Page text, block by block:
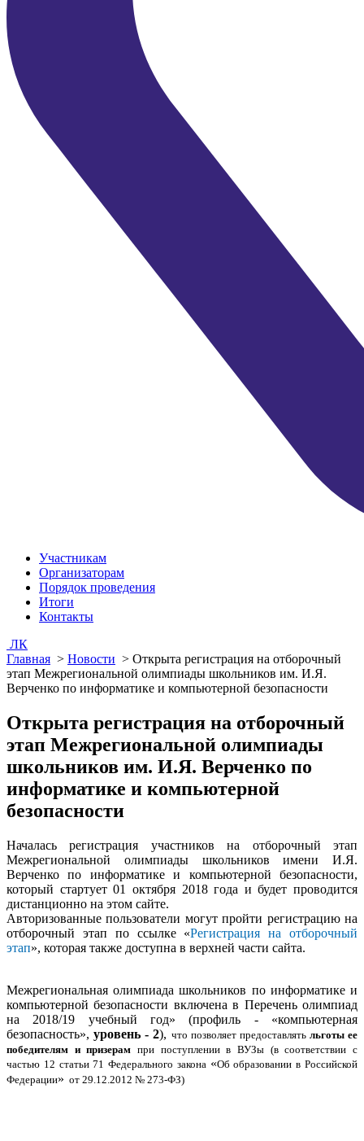
Участникам
Организаторам
Порядок проведения
Итоги
Контакты
ЛК
Главная > Новости > Открыта регистрация на отборочный
этап Межрегиональной олимпиады школьников им. И.Я.
Верченко по информатике и компьютерной безопасности
Открыта регистрация на отборочный
этап Межрегиональной олимпиады
школьников им. И.Я. Верченко по
информатике и компьютерной
безопасности
Началась регистрация участников на отборочный этап
Межрегиональной олимпиады школьников имени И.Я.
Верченко по информатике и компьютерной безопасности,
который стартует 01 октября 2018 года и будет проводится
дистанционно на этом сайте.
Авторизованные пользователи могут пройти регистрацию на
отборочный этап по ссылке «Регистрация на отборочный
этап», которая также доступна в верхней части сайта.
Межрегиональная олимпиада школьников по информатике и
компьютерной безопасности включена в Перечень олимпиад
на 2018/19 учебный год» (профиль - «компьютерная
безопасность»,уровень - 2), что позволяет предоставлять льготы ее
победителям и призерам при поступлении в ВУЗы (в соответствии с
частью 12 статьи 71 Федерального закона «Об образовании в Российской
Федерации» от 29.12.2012 № 273-ФЗ)